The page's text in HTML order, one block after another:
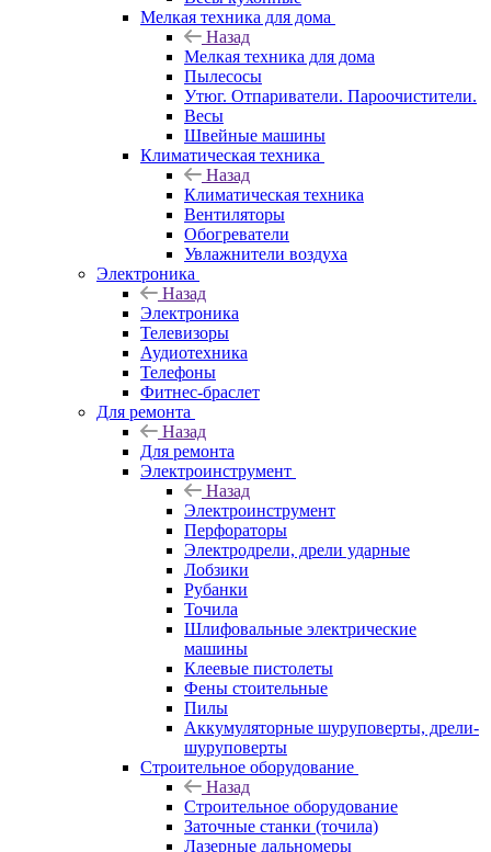
Мелкая техника для дома
Назад
Мелкая техника для дома
Пылесосы
Утюг. Отпариватели. Пароочистители.
Весы
Швейные машины
Климатическая техника
Назад
Климатическая техника
Вентиляторы
Обогреватели
Увлажнители воздуха
Электроника
Назад
Электроника
Телевизоры
Аудиотехника
Телефоны
Фитнес-браслет
Для ремонта
Назад
Для ремонта
Электроинструмент
Назад
Электроинструмент
Перфораторы
Электродрели, дрели ударные
Лобзики
Рубанки
Точила
Шлифовальные электрические
машины
Клеевые пистолеты
Фены стоительные
Пилы
Аккумуляторные шуруповерты, дрели-
шуруповерты
Строительное оборудование
Назад
Строительное оборудование
Заточные станки (точила)
Лазерные дальномеры